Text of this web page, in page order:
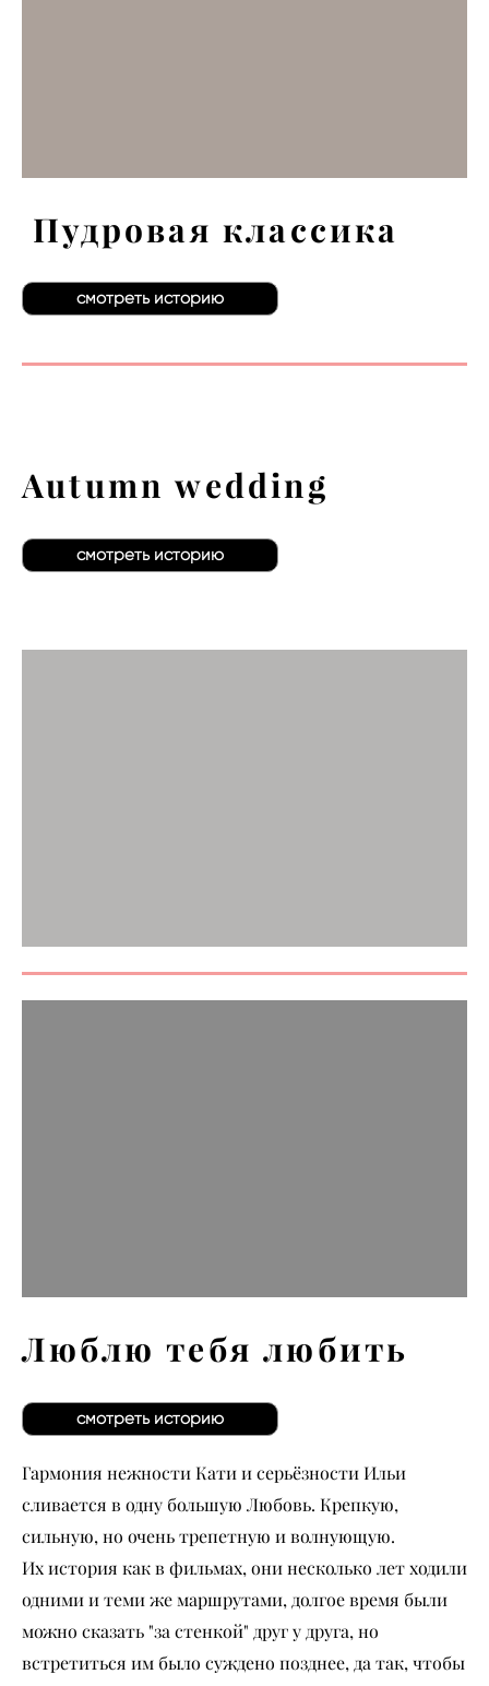
Пудровая классика
смотреть историю
Autumn wedding
смотреть историю
Люблю тебя любить
смотреть историю
Гармония нежности Кати и серьёзности Ильи
сливается в одну большую Любовь. Крепкую,
сильную, но очень трепетную и волнующую.
Их история как в фильмах, они несколько лет ходили
одними и теми же маршрутами, долгое время были
можно сказать "за стенкой" друг у друга, но
встретиться им было суждено позднее, да так, чтобы